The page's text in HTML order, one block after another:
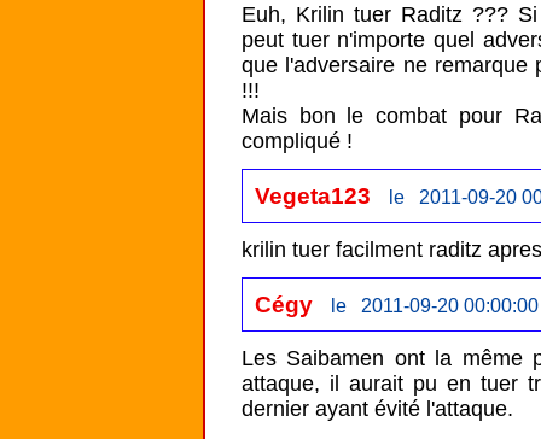
Euh, Krilin tuer Raditz ???
peut tuer n'importe quel
que l'adversaire ne remarque
!!!
Mais bon le combat pour
compliqué !
Vegeta123 le 2011-09-20
krilin tuer facilment raditz
Cégy le 2011-09-20 00:00:00
Les Saibamen ont la même
attaque, il aurait pu en tuer
dernier ayant évité l'attaque.